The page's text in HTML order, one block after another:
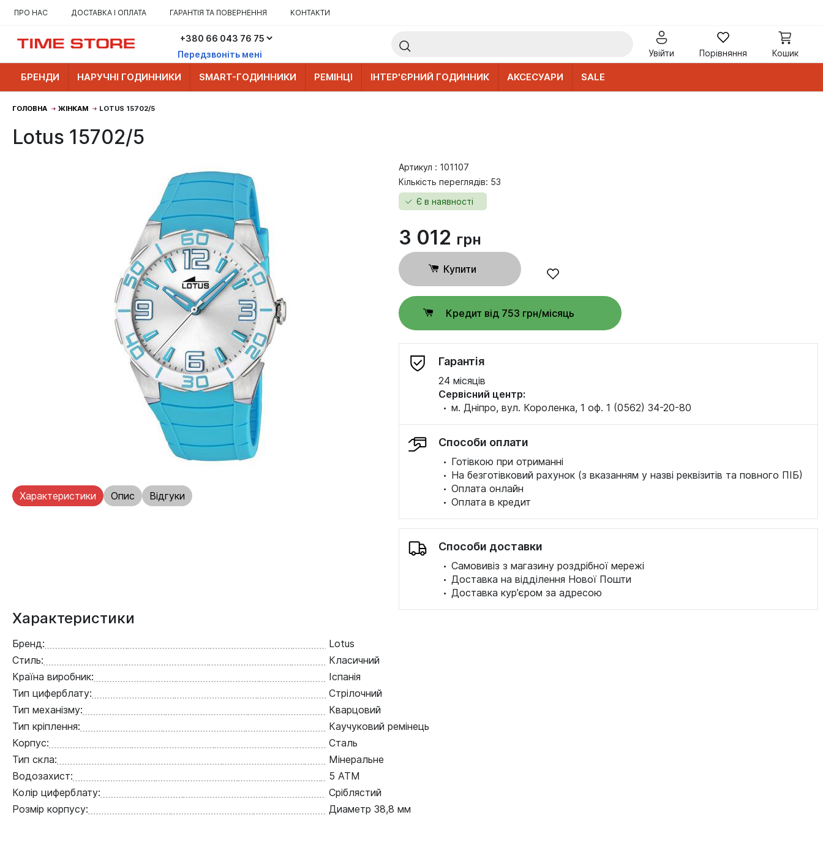
ПРО НАС ДОСТАВКА І ОПЛАТА ГАРАНТІЯ ТА ПОВЕРНЕННЯ КОНТАКТИ
Передзвоніть мені Увійти Порівняння Кошик
БРЕНДИ НАРУЧНІ ГОДИННИКИ SMART-ГОДИННИКИ РЕМІНЦІ ІНТЕР'ЄРНИЙ ГОДИННИК АКСЕСУАРИ SALE
ГОЛОВНА ЖІНКАМ LOTUS 15702/5
Lotus 15702/5
Характеристики Опис Відгуки
Артикул : 101107
Кількість переглядів: 53
Є в наявності
3 012 грн
Купити
Кредит від 753 грн/місяць
Гарантія
24 місяців
Сервісний центр:
·м. Дніпро, вул. Короленка, 1 оф. 1 (0562) 34-20-80
Способи оплати
· Готівкою при отриманні
· На безготівковий рахунок (з вказанням у назві реквізитів та повного ПІБ)
·Оплата онлайн
·Оплата в кредит
Способи доставки
·Самовивіз з магазину роздрібної мережі
·Доставка на відділення Нової Пошти
·Доставка кур’єром за адресою
Характеристики
Бренд:
Lotus
Стиль:
Класичний
Країна виробник:
Іспанія
Тип циферблату:
Стрілочний
Тип механізму:
Кварцовий
Тип кріплення:
Каучуковий ремінець
Корпус:
Сталь
Тип скла:
Мінеральне
Водозахист:
5 ATM
Колір циферблату:
Сріблястий
Розмір корпусу:
Диаметр 38,8 мм